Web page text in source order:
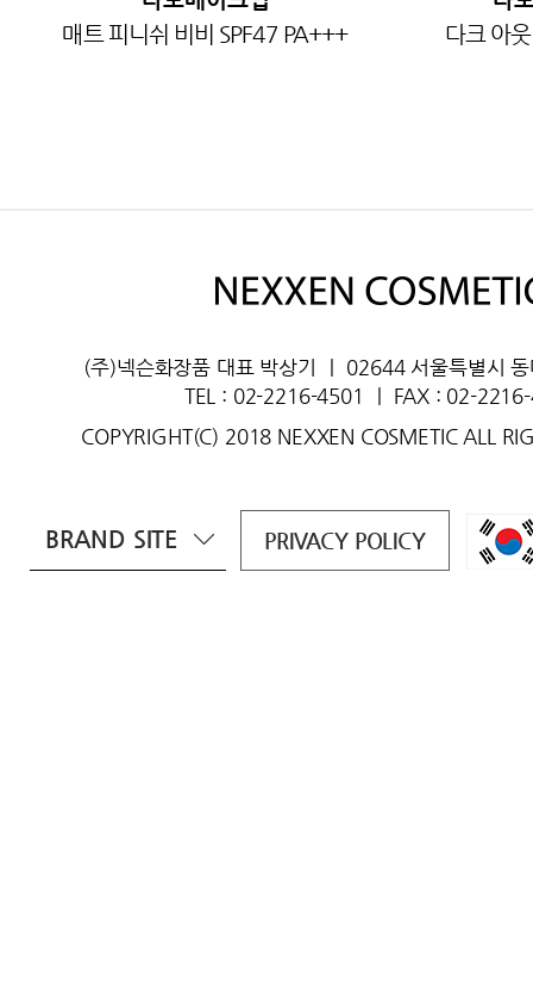
매트 피니쉬 비비 SPF47 PA+++
다크 아
(주)넥슨화장품 대표 박상기
02644 서울특별시
TEL : 02-2216-4501
FAX : 02-
COPYRIGHT(C) 2018 NEXXEN COSMETIC ALL
BRAND SITE PRIVACY POLICY